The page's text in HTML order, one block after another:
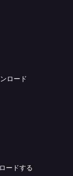
ロード
ードする